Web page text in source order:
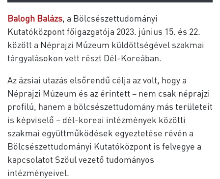
Balogh Balázs, a Bölcsészettudományi
Kutatóközpont főigazgatója 2023. június 15. és 22.
között a Néprajzi Múzeum küldöttségével szakmai
tárgyalásokon vett részt Dél-Koreában.
Az ázsiai utazás elsőrendű célja az volt, hogy a
Néprajzi Múzeum és az érintett – nem csak néprajzi
profilú, hanem a bölcsészettudomány más területeit
is képviselő – dél-koreai intézmények közötti
szakmai együttműködések egyeztetése révén a
Bölcsészettudományi Kutatóközpont is felvegye a
kapcsolatot Szöul vezető tudományos
intézményeivel.